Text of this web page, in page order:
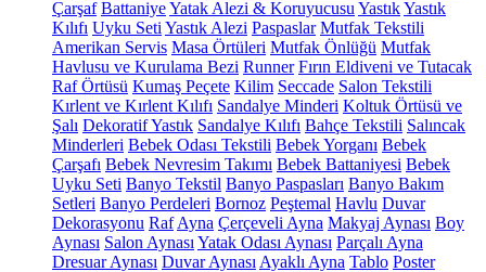
Çarşaf BattaniyeYatak Alezi & Koruyucusu YastıkYastık
Kılıfı Uyku Seti Yastık Alezi Paspaslar Mutfak Tekstili
Amerikan Servis Masa Örtüleri Mutfak Önlüğü Mutfak
Havlusu ve Kurulama Bezi Runner Fırın Eldiveni ve Tutacak
Raf Örtüsü Kumaş Peçete Kilim Seccade Salon Tekstili
Kırlent ve Kırlent Kılıfı Sandalye Minderi Koltuk Örtüsü ve
Şalı Dekoratif Yastık Sandalye Kılıfı Bahçe Tekstili Salıncak
Minderleri Bebek Odası Tekstili Bebek Yorganı Bebek
Çarşafı Bebek Nevresim Takımı Bebek Battaniyesi Bebek
Uyku Seti Banyo Tekstil Banyo Paspasları Banyo Bakım
Setleri Banyo Perdeleri Bornoz Peştemal Havlu Duvar
Dekorasyonu Raf Ayna Çerçeveli Ayna Makyaj Aynası Boy
Aynası Salon Aynası Yatak Odası Aynası Parçalı Ayna
Dresuar Aynası Duvar Aynası Ayaklı Ayna Tablo Poster